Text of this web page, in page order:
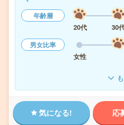
年齢層
20代
30
男女比率
女性
気になる! 応